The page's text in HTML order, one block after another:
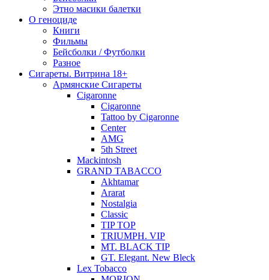
Этно масики балетки
О геноциде
Книги
Фильмы
Бейсболки / Футболки
Разное
Сигареты. Витрина 18+
Армянские Сигареты
Cigaronne
Cigaronne
Tattoo by Cigaronne
Center
AMG
5th Street
Mackintosh
GRAND TABACCO
Akhtamar
Ararat
Nostalgia
Classic
TIP TOP
TRIUMPH. VIP
MT. BLACK TIP
GT. Elegant. New Bleck
Lex Tobacco